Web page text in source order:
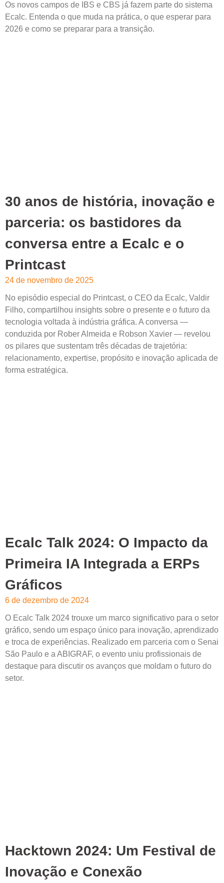
Os novos campos de IBS e CBS já fazem parte do sistema
Ecalc. Entenda o que muda na prática, o que esperar para
2026 e como se preparar para a transição.
30 anos de história, inovação e
parceria: os bastidores da
conversa entre a Ecalc e o
Printcast
24 de novembro de 2025
No episódio especial do Printcast, o CEO da Ecalc, Valdir
Filho, compartilhou insights sobre o presente e o futuro da
tecnologia voltada à indústria gráfica. A conversa —
conduzida por Rober Almeida e Robson Xavier — revelou
os pilares que sustentam três décadas de trajetória:
relacionamento, expertise, propósito e inovação aplicada de
forma estratégica.
Ecalc Talk 2024: O Impacto da
Primeira IA Integrada a ERPs
Gráficos
6 de dezembro de 2024
O Ecalc Talk 2024 trouxe um marco significativo para o setor
gráfico, sendo um espaço único para inovação, aprendizado
e troca de experiências. Realizado em parceria com o Senai
São Paulo e a ABIGRAF, o evento uniu profissionais de
destaque para discutir os avanços que moldam o futuro do
setor.
Hacktown 2024: Um Festival de
Inovação e Conexão